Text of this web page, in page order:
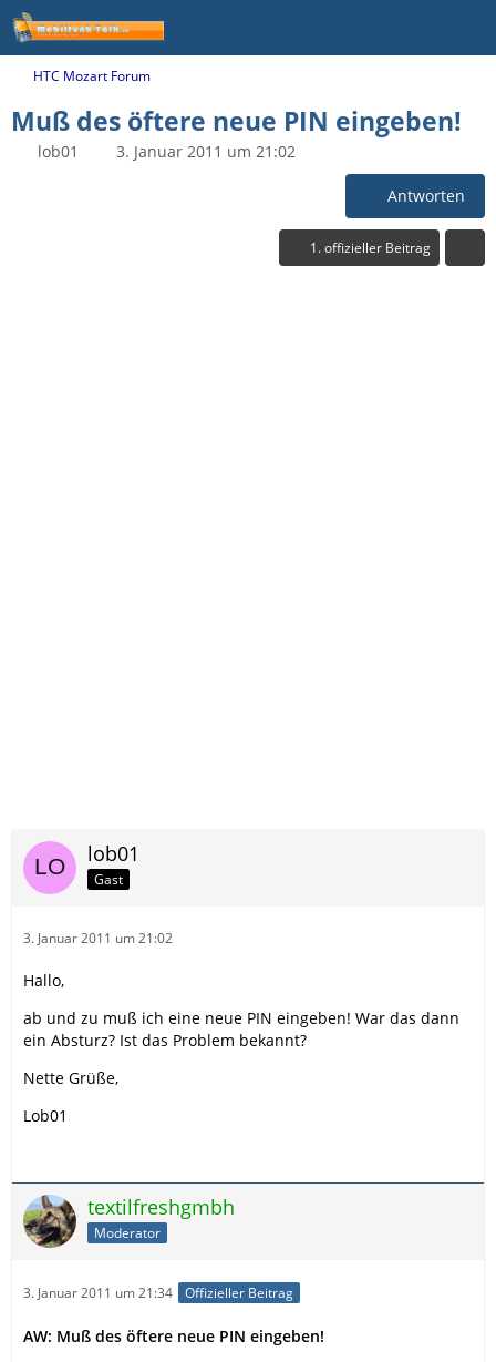
HTC Mozart Forum
Muß des öftere neue PIN eingeben!
lob01 3. Januar 2011 um 21:02
Antworten
1. offizieller Beitrag
lob01
Gast
3. Januar 2011 um 21:02
Hallo,
ab und zu muß ich eine neue PIN eingeben! War das dann
ein Absturz? Ist das Problem bekannt?
Nette Grüße,
Lob01
textilfreshgmbh
Moderator
3. Januar 2011 um 21:34 Offizieller Beitrag
AW: Muß des öftere neue PIN eingeben!